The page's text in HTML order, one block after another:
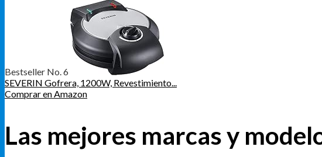
Bestseller No. 6
SEVERIN Gofrera, 1200W, Revestimiento...
Comprar en Amazon
Las mejores marcas y